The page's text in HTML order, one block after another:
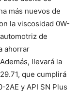
más nuevos de
la viscosidad 0W-
de
ahorrar
llevará la
que cumplirá
2AE y API SN Plus